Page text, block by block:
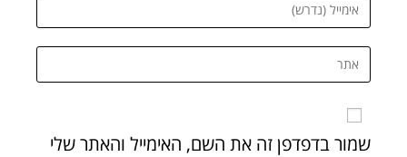
שמור בדפדפן זה את השם, האימייל והאתר שלי